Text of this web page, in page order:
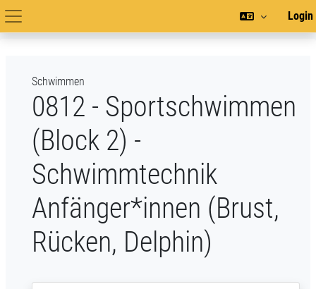
Zum Hauptinhalt
Hauptnavigation
Login
Schwimmen
0812 - Sportschwimmen
(Block 2) -
Schwimmtechnik
Anfänger*innen (Brust,
Rücken, Delphin)